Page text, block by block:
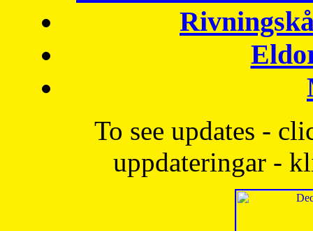
To see updates -
uppdateringar -